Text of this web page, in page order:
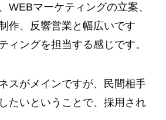
WEBマーケティングの立案、
作、反響営業と幅広いです
ィングを担当する感じです。
スがメインですが、民間相手
たいということで、採用され